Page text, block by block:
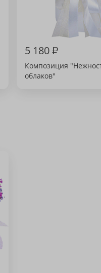
5 180₽
Композиция
облаков"